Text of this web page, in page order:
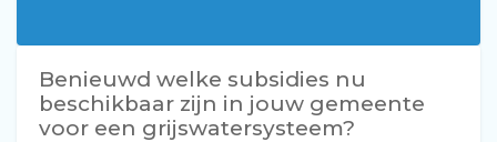
Benieuwd welke subsidies nu
beschikbaar zijn in jouw gemeente
voor een grijswatersysteem?